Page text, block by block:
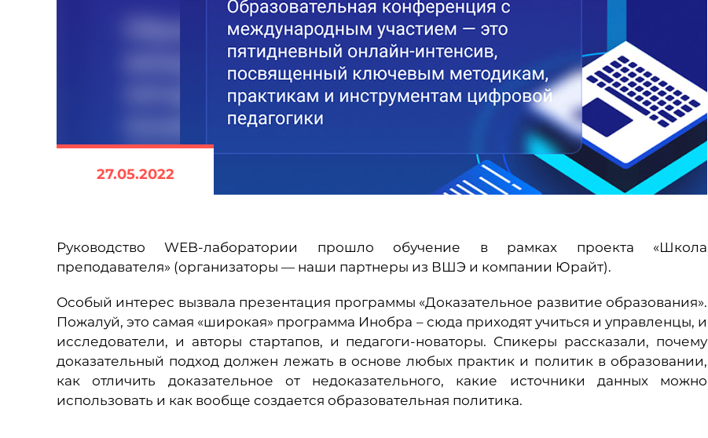
27.05.2022
Руководство WEB-лаборатории прошло обучение в рамках проекта «Школа
преподавателя» (организаторы — наши партнеры из ВШЭ и компании Юрайт).
Особый интерес вызвала презентация программы «Доказательное развитие образования».
Пожалуй, это самая «широкая» программа Инобра – сюда приходят учиться и управленцы, и
исследователи, и авторы стартапов, и педагоги-новаторы. Спикеры рассказали, почему
доказательный подход должен лежать в основе любых практик и политик в образовании,
как отличить доказательное от недоказательного, какие источники данных можно
использовать и как вообще создается образовательная политика.